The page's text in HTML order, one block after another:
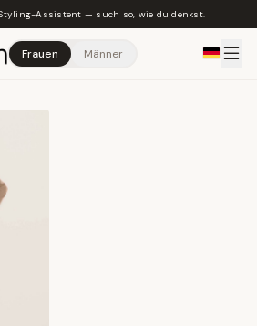
Assistent — such so, wie du denkst.
Frauen Männer